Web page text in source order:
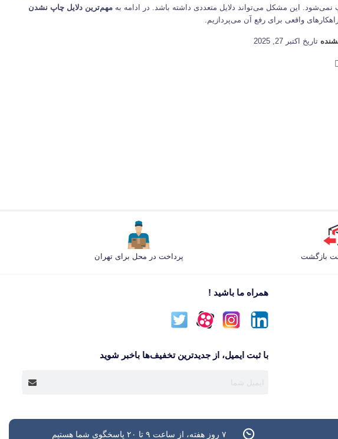
نمی‌شود. این مشکل می‌تواند دلایل متعددی داشته باشد. در ادامه به مهم‌ترین دلایل چاپ نشدن
واقعی برای رفع آن می‌پردازیم.
تاریخ اكتبر 27, 2025
پرداخت در محل برای تهران
همراه ما باشید !
با ثبت ایمیل، از جدید‌ترین تخفیف‌ها با‌خبر شوید
۷ روز هفته، از ساعت ۹ تا ۲۰ پاسخگوی شما هستیم